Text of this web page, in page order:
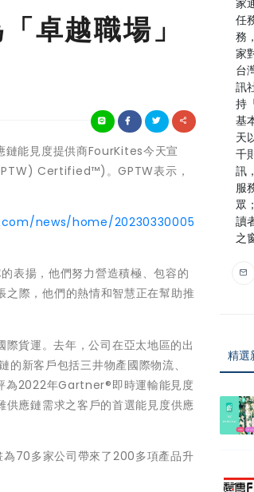
卓越職場」
能見度提供商FourKites今天宣
Certified™)。GPTW表示，
news/home/20230330005
揚，他們努力營造積極、包容的
際，他們的熱情和智慧正在幫助推
貨運。去年，公司在亞太地區的出
新客戶包括三井物產國際物流、
2022年Gartner®即時運輸能見度
應鏈需求之客戶的首選能見度供應
70多家公司帶來了200多項產品升
任
務
家
台
訊
持
基
天
千
訊
服
眾
讀
之
精選